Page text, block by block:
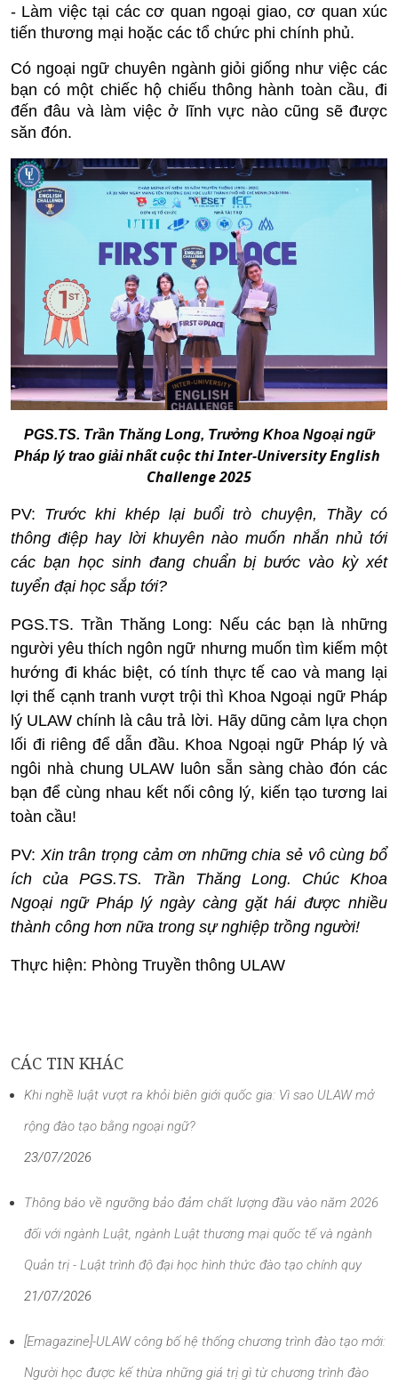
- Làm việc tại các cơ quan ngoại giao, cơ quan xúc
tiến thương mại hoặc các tổ chức phi chính phủ.
Có ngoại ngữ chuyên ngành giỏi giống như việc các
bạn có một chiếc hộ chiếu thông hành toàn cầu, đi
đến đâu và làm việc ở lĩnh vực nào cũng sẽ được
săn đón.
PGS.TS. Trần Thăng Long, Trưởng Khoa Ngoại ngữ
Pháp lý trao giải nhấtcuộc thi Inter-University English
Challenge 2025
PV: Trước khi khép lại buổi trò chuyện, Thầy có
thông điệp hay lời khuyên nào muốn nhắn nhủ tới
các bạn học sinh đang chuẩn bị bước vào kỳ xét
tuyển đại học sắp tới?
PGS.TS. Trần Thăng Long: Nếu các bạn là những
người yêu thích ngôn ngữ nhưng muốn tìm kiếm một
hướng đi khác biệt, có tính thực tế cao và mang lại
lợi thế cạnh tranh vượt trội thì Khoa Ngoại ngữ Pháp
lý ULAW chính là câu trả lời. Hãy dũng cảm lựa chọn
lối đi riêng để dẫn đầu. Khoa Ngoại ngữ Pháp lý và
ngôi nhà chung ULAW luôn sẵn sàng chào đón các
bạn để cùng nhau kết nối công lý, kiến tạo tương lai
toàn cầu!
PV: Xin trân trọng cảm ơn những chia sẻ vô cùng bổ
ích của PGS.TS. Trần Thăng Long. Chúc Khoa
Ngoại ngữ Pháp lý ngày càng gặt hái được nhiều
thành công hơn nữa trong sự nghiệp trồng người!
Thực hiện: Phòng Truyền thông ULAW
CÁC TIN KHÁC
Khi nghề luật vượt ra khỏi biên giới quốc gia: Vì sao ULAW mở
rộng đào tạo bằng ngoại ngữ?
23/07/2026
Thông báo về ngưỡng bảo đảm chất lượng đầu vào năm 2026
đối với ngành Luật, ngành Luật thương mại quốc tế và ngành
Quản trị - Luật trình độ đại học hình thức đào tạo chính quy
21/07/2026
[Emagazine]-ULAW công bố hệ thống chương trình đào tạo mới:
Người học được kế thừa những giá trị gì từ chương trình đào